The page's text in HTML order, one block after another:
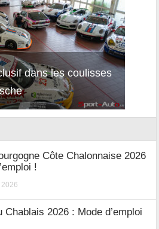
dans les coulisses
la nouvelle Ferrari
Côte Chalonnaise 2026
!
Chablais 2026 : Mode d’emploi